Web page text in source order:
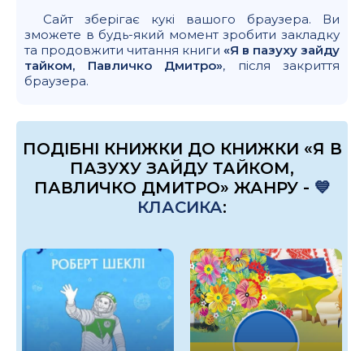
Сайт зберігає кукі вашого браузера. Ви
зможете в будь-який момент зробити закладку
та продовжити читання книги «Я в пазуху зайду
тайком, Павличко Дмитро», після закриття
браузера.
ПОДІБНІ КНИЖКИ ДО КНИЖКИ «Я В
ПАЗУХУ ЗАЙДУ ТАЙКОМ,
ПАВЛИЧКО ДМИТРО» ЖАНРУ - 💙
КЛАСИКА: